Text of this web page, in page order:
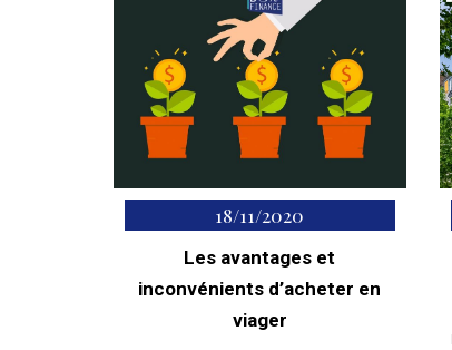
18/11/2020
Les avantages et
inconvénients d’acheter en
viager